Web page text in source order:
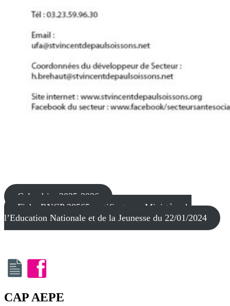
Calendrier 2025-2026
Fiche RNCP 38565 certificateur : Ministère de
l’Education Nationale et de la Jeunesse du 22/01/2024
CAP AEPE